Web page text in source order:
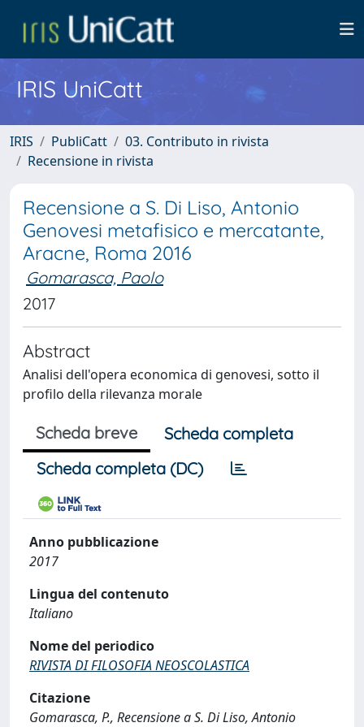
IRIS UniCatt
IRIS PubliCatt
03. Contributo in rivista
Recensione in rivista
Recensione a S. Di Liso, Antonio
Genovesi metafisico e mercatante,
Aracne, Roma 2016
Gomarasca, Paolo
2017
Abstract
Analisi dell'opera economica di genovesi, sotto il
profilo della rilevanza morale
Scheda breve
Scheda completa
Scheda completa (DC)
Anno pubblicazione
2017
Lingua del contenuto
Italiano
Nome del periodico
RIVISTA DI FILOSOFIA NEOSCOLASTICA
Citazione
Gomarasca, P., Recensione a S. Di Liso, Antonio